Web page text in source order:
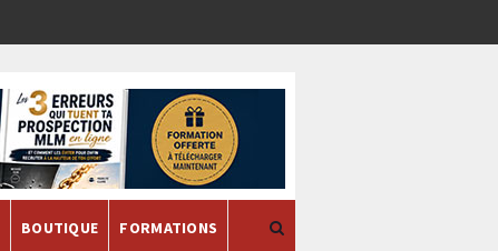
BOUTIQUE FORMATIONS